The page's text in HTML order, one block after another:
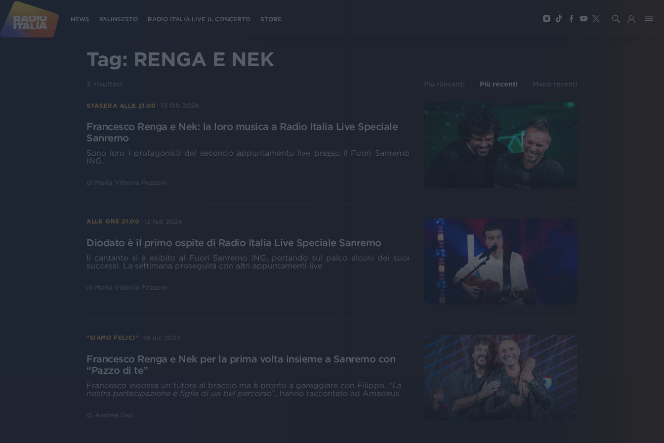
NEWS PALINSESTO RADIO ITALIA LIVE IL CONCERTO STORE
Tag: RENGA E NEK
3 risultati Più rilevanti Più recenti Meno recenti
STASERA ALLE 21.00 13 feb 2024
Francesco Renga e Nek: la loro musica a Radio Italia Live Speciale
Sanremo
Sono loro i protagonisti del secondo appuntamento live presso il Fuori Sanremo
ING.
di Maria Vittoria Pezzoni
ALLE ORE 21.00 12 feb 2024
Diodato è il primo ospite di Radio Italia Live Speciale Sanremo
Il cantante si è esibito al Fuori Sanremo ING, portando sul palco alcuni dei suoi
successi. La settimana proseguirà con altri appuntamenti live
di Maria Vittoria Pezzoni
“SIAMO FELICI” 19 dic 2023
Francesco Renga e Nek per la prima volta insieme a Sanremo con
“Pazzo di te”
Francesco indossa un tutore al braccio ma è pronto a gareggiare con Filippo. “La
nostra partecipazione è figlia di un bel percorso”, hanno raccontato ad Amadeus
di Andrea Daz